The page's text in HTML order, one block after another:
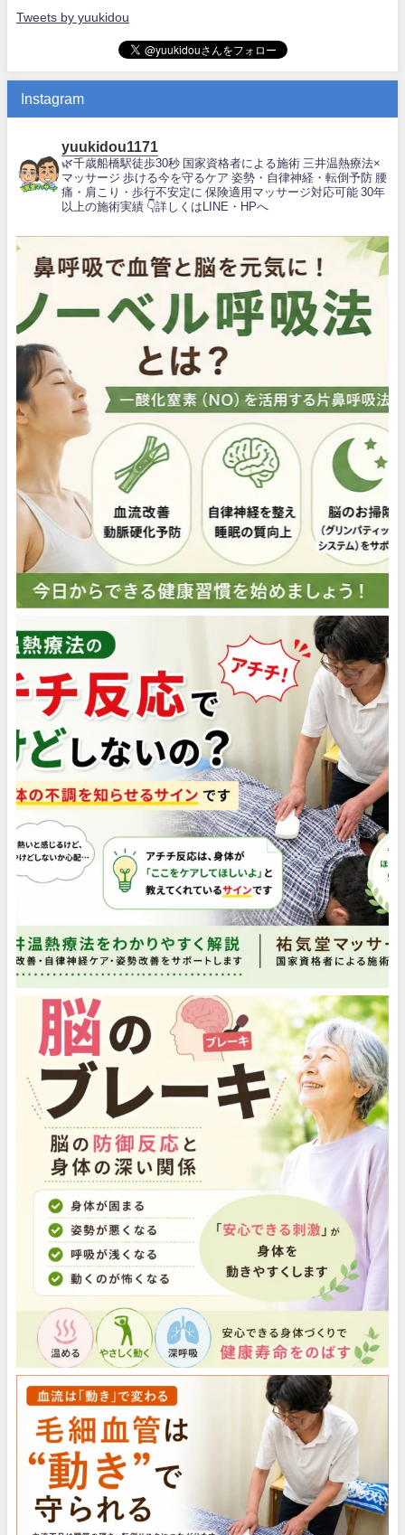
Tweets by yuukidou
Instagram
yuukidou1171
🌿千歳船橋駅徒歩30秒 国家資格者による施術 三井温熱療法×
マッサージ 歩ける今を守るケア 姿勢・自律神経・転倒予防 腰
痛・肩こり・歩行不安定に 保険適用マッサージ対応可能 30年
以上の施術実績 👇詳しくはLINE・HPへ